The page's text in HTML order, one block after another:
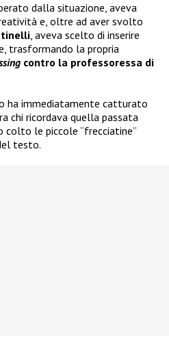
dalla situazione, aveva
e, oltre ad aver svolto
, aveva scelto di inserire
trasformando la propria
contro la professoressa di
ha immediatamente catturato
chi ricordava quella passata
colto le piccole “frecciatine”
testo.